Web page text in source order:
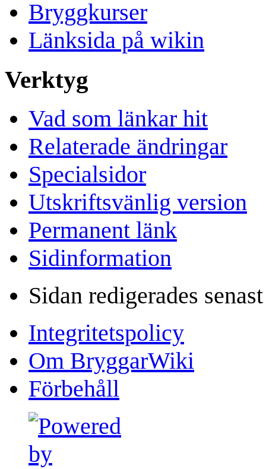
Bryggkurser
Länksida på wikin
Verktyg
Vad som länkar hit
Relaterade ändringar
Specialsidor
Utskriftsvänlig version
Permanent länk
Sidinformation
Sidan redigerades
Integritetspolicy
Om BryggarWiki
Förbehåll